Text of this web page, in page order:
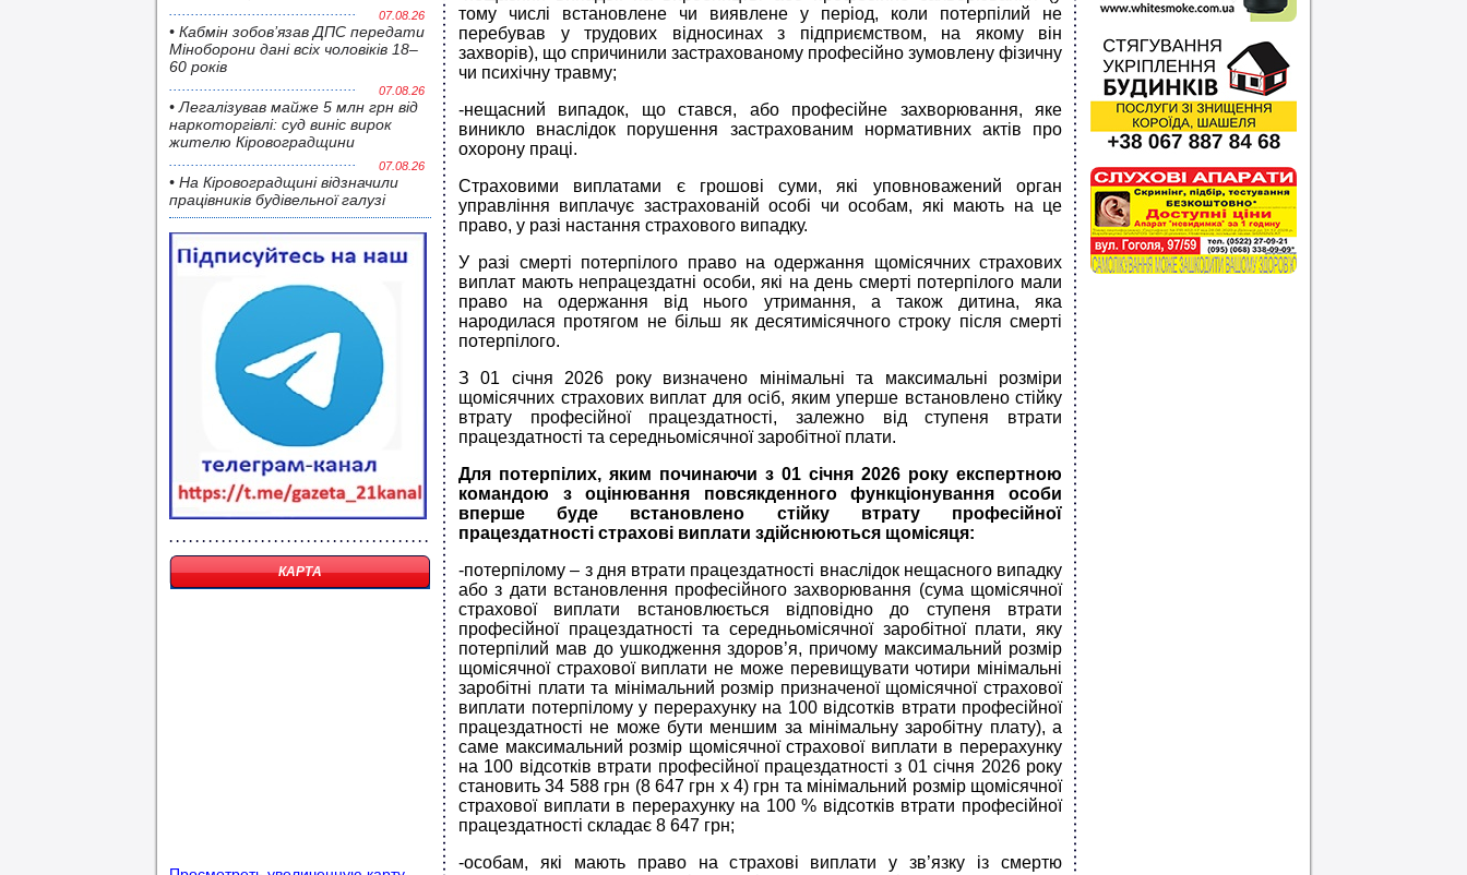
07.08.26
• Кабмін зобов’язав ДПС передати
Міноборони дані всіх чоловіків 18–
60 років
07.08.26
• Легалізував майже 5 млн грн від
наркоторгівлі: суд виніс вирок
жителю Кіровоградщини
07.08.26
• На Кіровоградщині відзначили
працівників будівельної галузі
КАРТА
тому числі встановлене чи виявлене у період, коли потерпілий не
перебував у трудових відносинах з підприємством, на якому він
захворів), що спричинили застрахованому професійно зумовлену фізичну
чи психічну травму;
-нещасний випадок, що стався, або професійне захворювання, яке
виникло внаслідок порушення застрахованим нормативних актів про
охорону праці.
Страховими виплатами є грошові суми, які уповноважений орган
управління виплачує застрахованій особі чи особам, які мають на це
право, у разі настання страхового випадку.
У разі смерті потерпілого право на одержання щомісячних страхових
виплат мають непрацездатні особи, які на день смерті потерпілого мали
право на одержання від нього утримання, а також дитина, яка
народилася протягом не більш як десятимісячного строку після смерті
потерпілого.
З 01 січня 2026 року визначено мінімальні та максимальні розміри
щомісячних страхових виплат для осіб, яким уперше встановлено стійку
втрату професійної працездатності, залежно від ступеня втрати
працездатності та середньомісячної заробітної плати.
Для потерпілих, яким починаючи з 01 січня 2026 року експертною
командою з оцінювання повсякденного функціонування особи
вперше буде встановлено стійку втрату професійної
працездатності страхові виплати здійснюються щомісяця:
-потерпілому ‒ з дня втрати працездатності внаслідок нещасного випадку
або з дати встановлення професійного захворювання (сума щомісячної
страхової виплати встановлюється відповідно до ступеня втрати
професійної працездатності та середньомісячної заробітної плати, яку
потерпілий мав до ушкодження здоров’я, причому максимальний розмір
щомісячної страхової виплати не може перевищувати чотири мінімальні
заробітні плати та мінімальний розмір призначеної щомісячної страхової
виплати потерпілому у перерахунку на 100 відсотків втрати професійної
працездатності не може бути меншим за мінімальну заробітну плату), а
саме максимальний розмір щомісячної страхової виплати в перерахунку
на 100 відсотків втрати професійної працездатності з 01 січня 2026 року
становить 34 588 грн (8 647 грн х 4) грн та мінімальний розмір щомісячної
страхової виплати в перерахунку на 100 % відсотків втрати професійної
працездатності складає 8 647 грн;
-особам, які мають право на страхові виплати у зв’язку із смертю